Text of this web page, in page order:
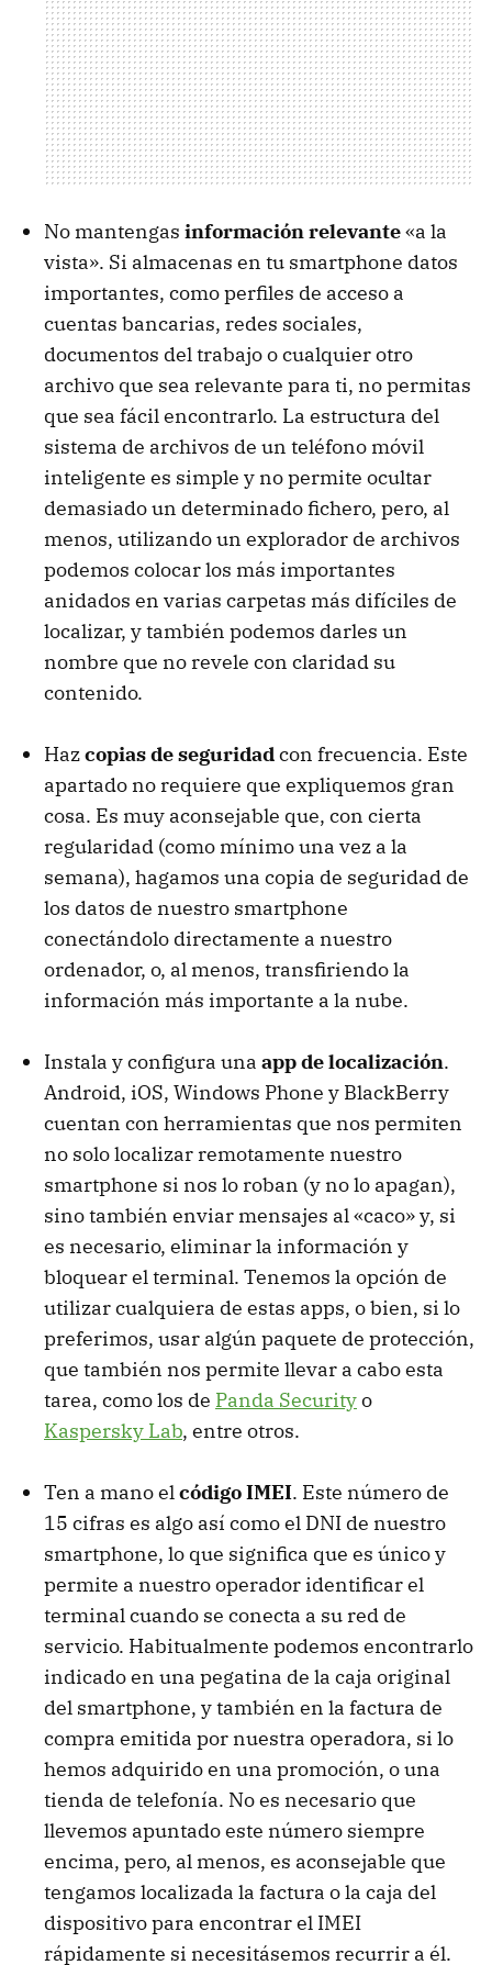
No mantengas información relevante«a la
vista». Si almacenas en tu smartphone datos
importantes, como perfiles de acceso a
cuentas bancarias, redes sociales,
documentos del trabajo o cualquier otro
archivo que sea relevante para ti, no permitas
que sea fácil encontrarlo. La estructura del
sistema de archivos de un teléfono móvil
inteligente es simple y no permite ocultar
demasiado un determinado fichero, pero, al
menos, utilizando un explorador de archivos
podemos colocar los más importantes
anidados en varias carpetas más difíciles de
localizar, y también podemos darles un
nombre que no revele con claridad su
contenido.
Hazcopias de seguridadcon frecuencia. Este
apartado no requiere que expliquemos gran
cosa. Es muy aconsejable que, con cierta
regularidad (como mínimo una vez a la
semana), hagamos una copia de seguridad de
los datos de nuestro smartphone
conectándolo directamente a nuestro
ordenador, o, al menos, transfiriendo la
información más importante a la nube.
Instala y configura una app de localización.
Android, iOS, Windows Phone y BlackBerry
cuentan con herramientas que nos permiten
no solo localizar remotamente nuestro
smartphone si nos lo roban (y no lo apagan),
sino también enviar mensajes al «caco» y, si
es necesario, eliminar la información y
bloquear el terminal. Tenemos la opción de
utilizar cualquiera de estas apps, o bien, si lo
preferimos, usar algún paquete de protección,
que también nos permite llevar a cabo esta
tarea, como los de Panda Securityo
Kaspersky Lab, entre otros.
Ten a mano elcódigo IMEI. Este número de
15 cifras es algo así como el DNI de nuestro
smartphone, lo que significa que es único y
permite a nuestro operador identificar el
terminal cuando se conecta a su red de
servicio. Habitualmente podemos encontrarlo
indicado en una pegatina de la caja original
del smartphone, y también en la factura de
compra emitida por nuestra operadora, si lo
hemos adquirido en una promoción, o una
tienda de telefonía. No es necesario que
llevemos apuntado este número siempre
encima, pero, al menos, es aconsejable que
tengamos localizada la factura o la caja del
dispositivo para encontrar el IMEI
rápidamente si necesitásemos recurrir a él.